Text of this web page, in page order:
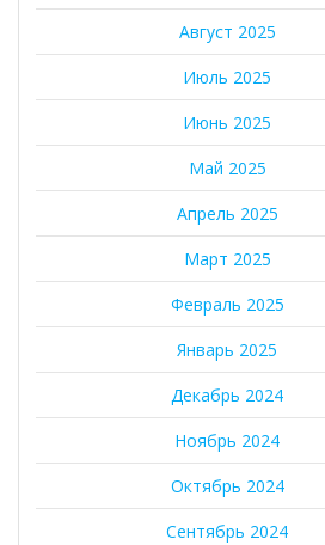
Август 2025
Июль 2025
Июнь 2025
Май 2025
Апрель 2025
Март 2025
Февраль 2025
Январь 2025
Декабрь 2024
Ноябрь 2024
Октябрь 2024
Сентябрь 2024